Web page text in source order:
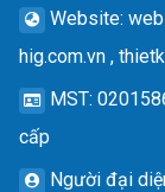
Website:
hig.com.vn ,
MST:
cấp
Người đại